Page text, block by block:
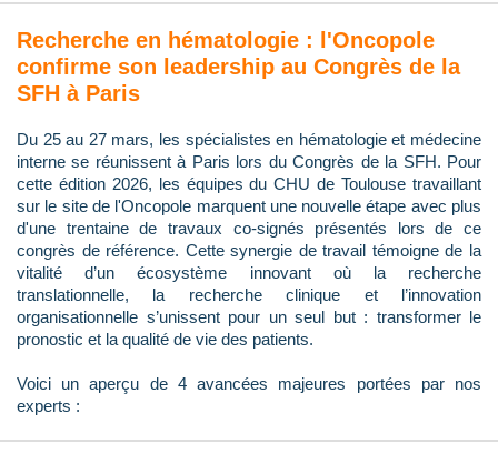
Recherche en hématologie : l'Oncopole
confirme son leadership au Congrès de la
SFH à Paris
Du 25 au 27 mars, les spécialistes en hématologie et médecine
interne se réunissent à Paris lors du Congrès de la SFH. Pour
cette édition 2026, les équipes du CHU de Toulouse travaillant
sur le site de l'Oncopole marquent une nouvelle étape avec plus
d'une trentaine de travaux co-signés présentés lors de ce
congrès de référence. Cette synergie de travail témoigne de la
vitalité d’un écosystème innovant où la recherche
translationnelle, la recherche clinique et l’innovation
organisationnelle s’unissent pour un seul but : transformer le
pronostic et la qualité de vie des patients.
Voici un aperçu de 4 avancées majeures portées par nos
experts :